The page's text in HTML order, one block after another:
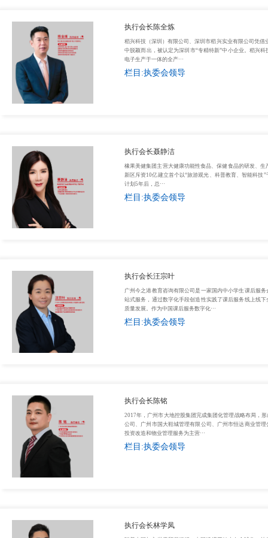
热门资讯：
1
福建省工商联召开十二届六次常委会议，会长许明金执行会长陈全炼出席
2
创会会长李贤义旗下信义集团捐款1000万港元，支援香港大埔宏福苑居民
广东省福建商会组织会员企业赴罗定市进行商务考察
执行会长陈全炼
稻兴科技（深圳）有限公司、深圳市稻兴实业有限公司凭借
中脱颖而出，被认定为深圳市“专精特新”中小企业。稻兴
电子生产于一体的全产···
栏目:执委会领导
执行会长聂静洁
橡果美健集团主营大健康功能性食品、保健食品的研发、
新区斥资10亿建立首个以“旅游观光、科普教育、智能科
计划5年后，总···
栏目:执委会领导
执行会长汪宗叶
广州今之港教育咨询有限公司是一家国内中小学生课后服
站式服务，通过数字化手段创造性实践了课后服务线上线
质量发展。作为中国课后服务数字化···
栏目:执委会领导
执行会长陈铭
2017年，广州市大地控股集团完成集团化管理战略布局，
公司、广州市国大鞋城管理有限公司、广州市恒达商业管
投资改造和物业管理服务为主营···
栏目:执委会领导
执行会长林学凤